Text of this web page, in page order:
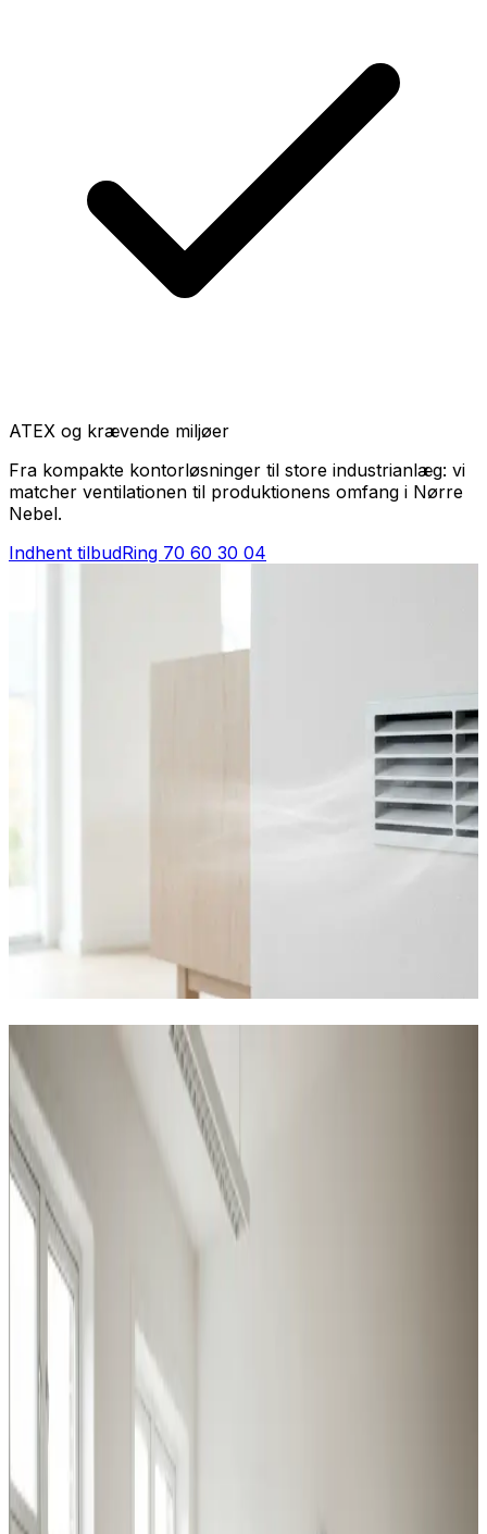
ATEX og krævende miljøer
Fra kompakte kontorløsninger til store industrianlæg: vi
matcher ventilationen til produktionens omfang i Nørre
Nebel.
Indhent tilbudRing 70 60 30 04
Industriventilation i Nørre Nebel —
alle brancher
Industri, produktion, lager og kontor i Nørre Nebel: vi
leverer ventilation der matcher belastningen og
overholder Arbejdstilsynets krav.
Procesventilation
Udsugning ved svejsning, slibning og kemikalier i Nørre
Nebel. Overholder Arbejdstilsynets krav.
Læs mere